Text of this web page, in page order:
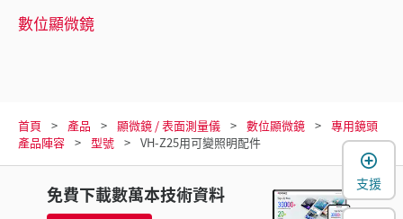
數位顯微鏡
首頁 產品 顯微鏡 / 表面測量儀 數位顯微鏡
專用鏡頭
產品陣容
型號 VH-Z25用可變照明配件
免費下載數萬本技術資料
支援